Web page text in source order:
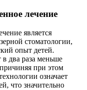
лечение
является
стоматологии,
опыт детей.
два раза меньше
при этом
означает
что значительно